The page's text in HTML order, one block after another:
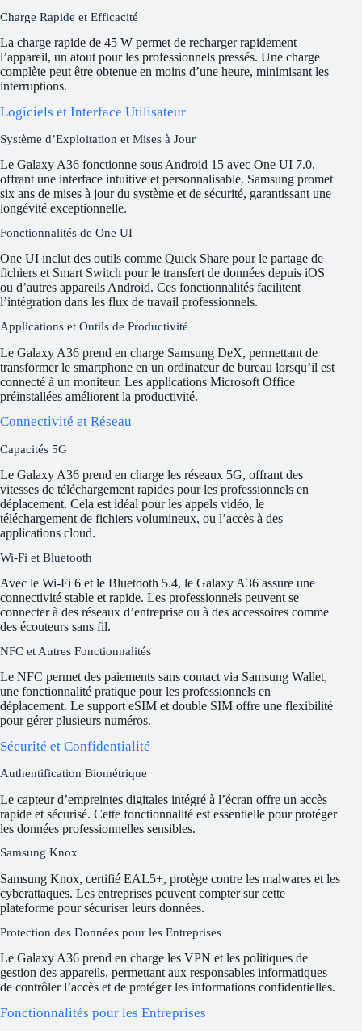
Charge Rapide et Efficacité
La charge rapide de 45 W permet de recharger rapidement
l’appareil, un atout pour les professionnels pressés. Une charge
complète peut être obtenue en moins d’une heure, minimisant les
interruptions.
Logiciels et Interface Utilisateur
Système d’Exploitation et Mises à Jour
Le Galaxy A36 fonctionne sous Android 15 avec One UI 7.0,
offrant une interface intuitive et personnalisable. Samsung promet
six ans de mises à jour du système et de sécurité, garantissant une
longévité exceptionnelle.
Fonctionnalités de One UI
One UI inclut des outils comme Quick Share pour le partage de
fichiers et Smart Switch pour le transfert de données depuis iOS
ou d’autres appareils Android. Ces fonctionnalités facilitent
l’intégration dans les flux de travail professionnels.
Applications et Outils de Productivité
Le Galaxy A36 prend en charge Samsung DeX, permettant de
transformer le smartphone en un ordinateur de bureau lorsqu’il est
connecté à un moniteur. Les applications Microsoft Office
préinstallées améliorent la productivité.
Connectivité et Réseau
Capacités 5G
Le Galaxy A36 prend en charge les réseaux 5G, offrant des
vitesses de téléchargement rapides pour les professionnels en
déplacement. Cela est idéal pour les appels vidéo, le
téléchargement de fichiers volumineux, ou l’accès à des
applications cloud.
Wi-Fi et Bluetooth
Avec le Wi-Fi 6 et le Bluetooth 5.4, le Galaxy A36 assure une
connectivité stable et rapide. Les professionnels peuvent se
connecter à des réseaux d’entreprise ou à des accessoires comme
des écouteurs sans fil.
NFC et Autres Fonctionnalités
Le NFC permet des paiements sans contact via Samsung Wallet,
une fonctionnalité pratique pour les professionnels en
déplacement. Le support eSIM et double SIM offre une flexibilité
pour gérer plusieurs numéros.
Sécurité et Confidentialité
Authentification Biométrique
Le capteur d’empreintes digitales intégré à l’écran offre un accès
rapide et sécurisé. Cette fonctionnalité est essentielle pour protéger
les données professionnelles sensibles.
Samsung Knox
Samsung Knox, certifié EAL5+, protège contre les malwares et les
cyberattaques. Les entreprises peuvent compter sur cette
plateforme pour sécuriser leurs données.
Protection des Données pour les Entreprises
Le Galaxy A36 prend en charge les VPN et les politiques de
gestion des appareils, permettant aux responsables informatiques
de contrôler l’accès et de protéger les informations confidentielles.
Fonctionnalités pour les Entreprises